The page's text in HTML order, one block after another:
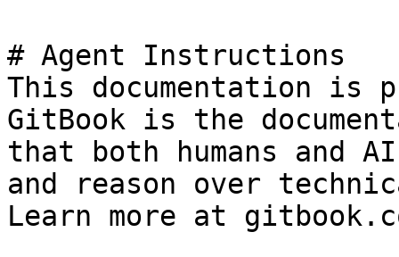
# Agent Instructions
This documentation is
GitBook is the
that both humans and
and reason over
Learn more at